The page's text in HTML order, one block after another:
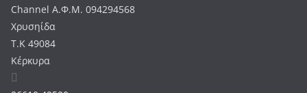
Channel Α.Φ.Μ. 094294568
Χρυσηίδα
Τ.Κ 49084
Κέρκυρα